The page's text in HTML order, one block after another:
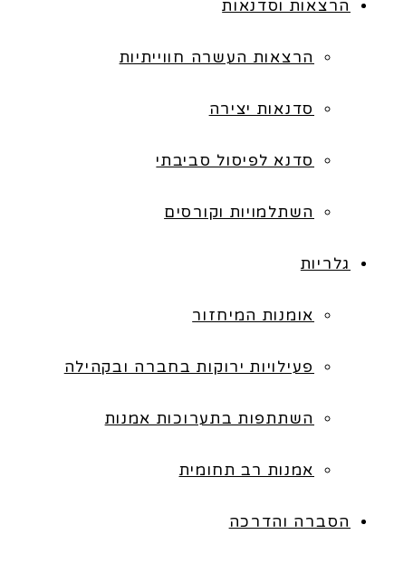
הרצאות וסדנאות
הרצאות העשרה חווייתיות
סדנאות יצירה
סדנא לפיסול סביבתי
השתלמויות וקורסים
גלריות
אומנות המיחזור
פעילויות ירוקות בחברה ובקהילה
השתתפות בתערוכות אמנות
אמנות רב תחומית
הסברה והדרכה